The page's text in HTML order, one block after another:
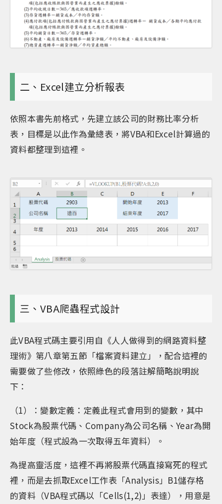
二、Excel建立分析報表
依照本書先前格式，先建立該公司的財務比率分析
表，目標是以此作為彙總表，將VBA和Excel計算過的
資料都整理到這裡。
三、VBA爬蟲程式設計
此VBA程式碼主要引用自《人人做得到的網路資料整
理術》第八章第五節「檔案資料建立」，配合這裡的
需要做了些修改，依照綠色的段落註解簡略說明說
下：
（1）：變數定義：定義此程式會用到的變數，其中
Stock為股票代碼、Company為公司名稱、Year為開
始年度（程式設為一次取得五年資料）。
為提高靈活度，這裡不再將股票代碼直接寫死的程式
裡，而是去抓取Excel工作表「Analysis」B1儲存格
的資料（VBA程式碼以「Cells(1,2)」表達），用意是